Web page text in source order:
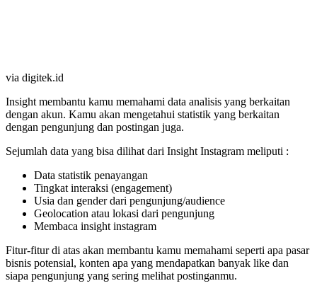
via digitek.id
Insight membantu kamu memahami data analisis yang berkaitan
dengan akun. Kamu akan mengetahui statistik yang berkaitan
dengan pengunjung dan postingan juga.
Sejumlah data yang bisa dilihat dari Insight Instagram meliputi :
Data statistik penayangan
Tingkat interaksi (engagement)
Usia dan gender dari pengunjung/audience
Geolocation atau lokasi dari pengunjung
Membaca insight instagram
Fitur-fitur di atas akan membantu kamu memahami seperti apa pasar
bisnis potensial, konten apa yang mendapatkan banyak like dan
siapa pengunjung yang sering melihat postinganmu.